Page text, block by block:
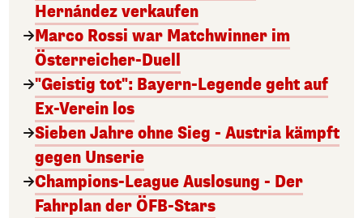
Hernández verkaufen
Marco Rossi war Matchwinner im
Österreicher-Duell
"Geistig tot": Bayern-Legende geht auf
Ex-Verein los
Sieben Jahre ohne Sieg - Austria kämpft
gegen Unserie
Champions-League Auslosung - Der
Fahrplan der ÖFB-Stars